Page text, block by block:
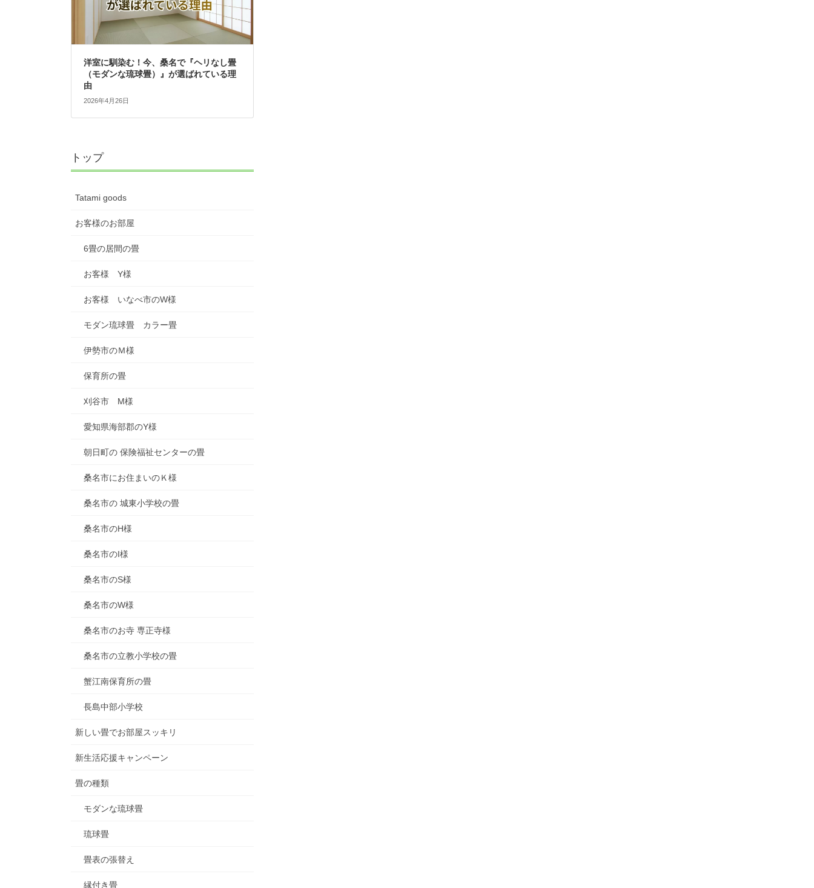
洋室に馴染む！今、桑名で『ヘリなし畳
（モダンな琉球畳）』が選ばれている理
由
2026年4月26日
トップ
Tatami goods
お客様のお部屋
6畳の居間の畳
お客様 Y様
お客様 いなべ市のW様
モダン琉球畳 カラー畳
伊勢市のＭ様
保育所の畳
刈谷市 M様
愛知県海部郡のY様
朝日町の 保険福祉センターの畳
桑名市にお住まいのＫ様
桑名市の 城東小学校の畳
桑名市のH様
桑名市のI様
桑名市のS様
桑名市のW様
桑名市のお寺 専正寺様
桑名市の立教小学校の畳
蟹江南保育所の畳
長島中部小学校
新しい畳でお部屋スッキリ
新生活応援キャンペーン
畳の種類
モダンな琉球畳
琉球畳
畳表の張替え
縁付き畳